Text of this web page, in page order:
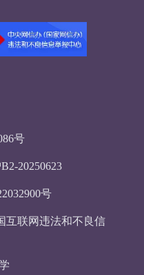
号
20250623
号
互联网违法和不良信